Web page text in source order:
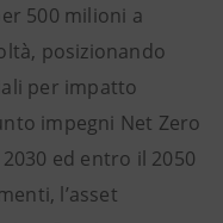
500 milioni a
posizionando
per impatto
impegni Net Zero
ed entro il 2050
l’asset